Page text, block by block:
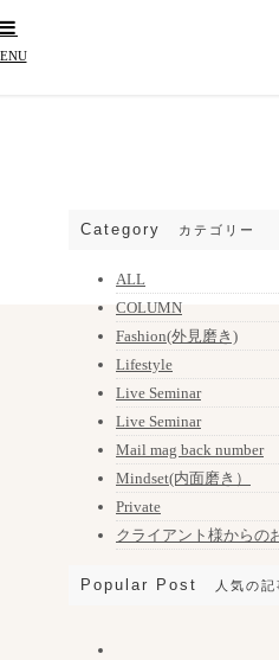
Category カテゴリー
ALL
COLUMN
Fashion(外見磨き)
Lifestyle
Live Seminar
Live Seminar
Mail mag back number
Mindset(内面磨き）
Private
クライアント様からの
Popular Post 人気の記